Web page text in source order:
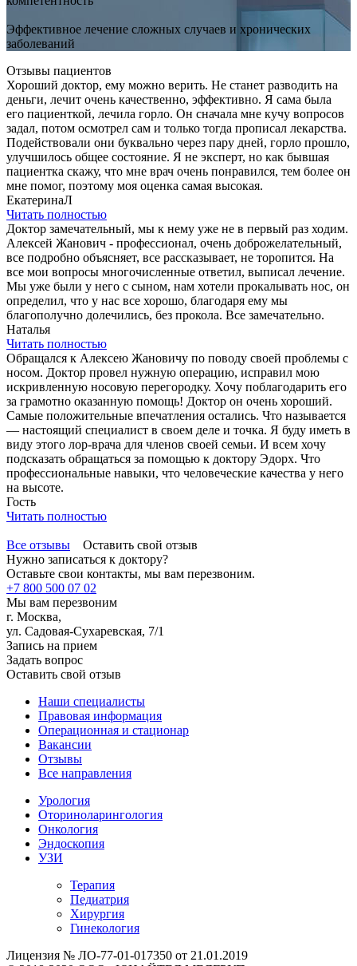
Эффективное лечение сложных случаев и хронических
заболеваний
Отзывы пациентов
Хороший доктор, ему можно верить. Не станет разводить на
деньги, лечит очень качественно, эффективно. Я сама была
его пациенткой, лечила горло. Он сначала мне кучу вопросов
задал, потом осмотрел сам и только тогда прописал лекарства.
Подействовали они буквально через пару дней, горло прошло,
улучшилось общее состояние. Я не эксперт, но как бывшая
пациентка скажу, что мне врач очень понравился, тем более он
мне помог, поэтому моя оценка самая высокая.
ЕкатеринаЛ
Читать полностью
Доктор замечательный, мы к нему уже не в первый раз ходим.
Алексей Жанович - профессионал, очень доброжелательный,
все подробно объясняет, все рассказывает, не торопится. На
все мои вопросы многочисленные ответил, выписал лечение.
Мы уже были у него с сыном, нам хотели прокалывать нос, он
определил, что у нас все хорошо, благодаря ему мы
благополучно долечились, без прокола. Все замечательно.
Наталья
Читать полностью
Обращался к Алексею Жановичу по поводу своей проблемы с
носом. Доктор провел нужную операцию, исправил мою
искривленную носовую перегородку. Хочу поблагодарить его
за грамотно оказанную помощь! Доктор он очень хороший.
Самые положительные впечатления остались. Что называется
— настоящий специалист в своем деле и точка. Я буду иметь в
виду этого лор-врача для членов своей семьи. И всем хочу
подсказать обращаться за помощью к доктору Эдорх. Что
профессиональные навыки, что человеческие качества у него
на высоте.
Гость
Читать полностью
Все отзывы
Оставить свой отзыв
Нужно записаться к доктору?
Оставьте свои контакты, мы вам перезвоним.
+7 800 500 07 02
Мы вам перезвоним
г. Москва,
ул. Садовая-Сухаревская, 7/1
Запись на прием
Задать вопрос
Оставить свой отзыв
Наши специалисты
Правовая информация
Операционная и стационар
Вакансии
Отзывы
Все направления
Урология
Оториноларингология
Онкология
Эндоскопия
УЗИ
Терапия
Педиатрия
Хирургия
Гинекология
Лицензия № ЛО-77-01-017350 от 21.01.2019